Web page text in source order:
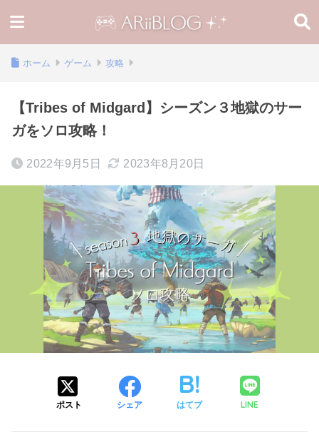
ホーム ゲーム 攻略
【Tribes of Midgard】シーズン３地獄のサー
ガをソロ攻略！
2022年9月5日 2023年8月20日
ポスト シェア はてブ LINE